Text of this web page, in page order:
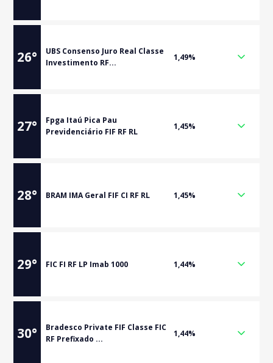
26°
UBS Consenso Juro Real Classe
Investimento RF...
1,49%
27°
Fpga Itaú Pica Pau
Previdenciário FIF RF RL
1,45%
28° BRAM IMA Geral FIF CI RF RL 1,45%
29° FIC FI RF LP Imab 1000 1,44%
30°
Bradesco Private FIF Classe FIC
RF Prefixado ...
1,44%